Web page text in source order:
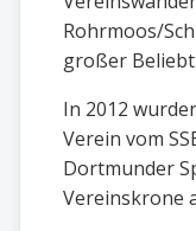
Rohrmoos/
großer
In 2012
Verein vom
Dortmunder
Vereinskrone